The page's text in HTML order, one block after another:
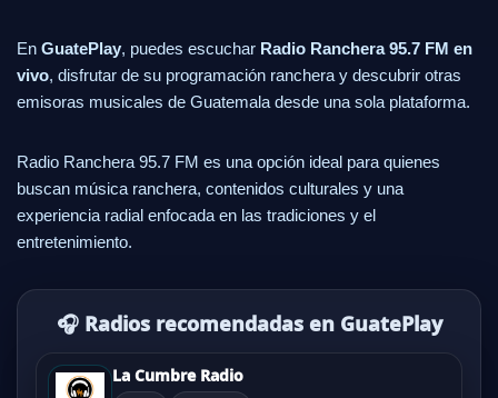
En GuatePlay, puedes escuchar Radio Ranchera 95.7 FM en
vivo, disfrutar de su programación ranchera y descubrir otras
emisoras musicales de Guatemala desde una sola plataforma.
Radio Ranchera 95.7 FM es una opción ideal para quienes
buscan música ranchera, contenidos culturales y una
experiencia radial enfocada en las tradiciones y el
entretenimiento.
🎧 Radios recomendadas en GuatePlay
La Cumbre Radio